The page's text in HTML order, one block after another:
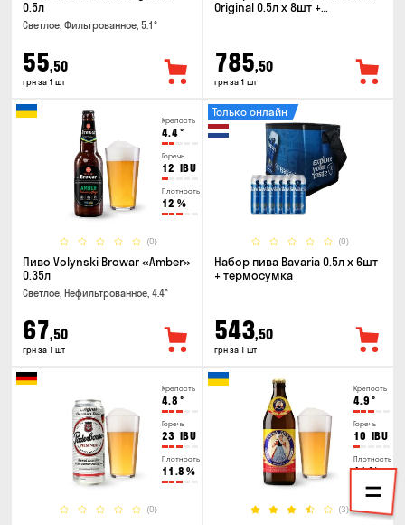
0.5л
Светлое, Фильтрованное, 5.1°
55,50
грн за 1 шт
Original 0.5л x 8шт +
785,50
грн за 1 шт
Крепость
4.4°
Горечь
12 IBU
Плотность
12 %
(0)
Пиво Volynski Browar «Amber»
0.35л
Светлое, Нефильтрованное, 4.4°
67,50
грн за 1 шт
(0)
Только онлайн
Набор пива Bavaria 0.5л х 6шт
+ термосумка
543,50
грн за 1 шт
Крепость
4.8 °
Горечь
23 IBU
Плотность
11.8 %
(0)
Крепость
4.9 °
Горечь
10 IBU
Плотность
11%
(3)